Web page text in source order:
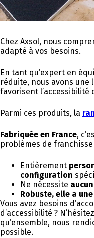
Chez Axsol, nous
adapté à vos besoins.
En tant qu’expert en
réduite, nous avons une
favorisent l’accessibilité
Parmi ces produits, la
Fabriquée en France,
problèmes de
Entièrement
configuration
Ne nécessite
Robuste, elle a
Vous avez besoins
d’accessibilité ?
qu’ensemble, nous
possible.